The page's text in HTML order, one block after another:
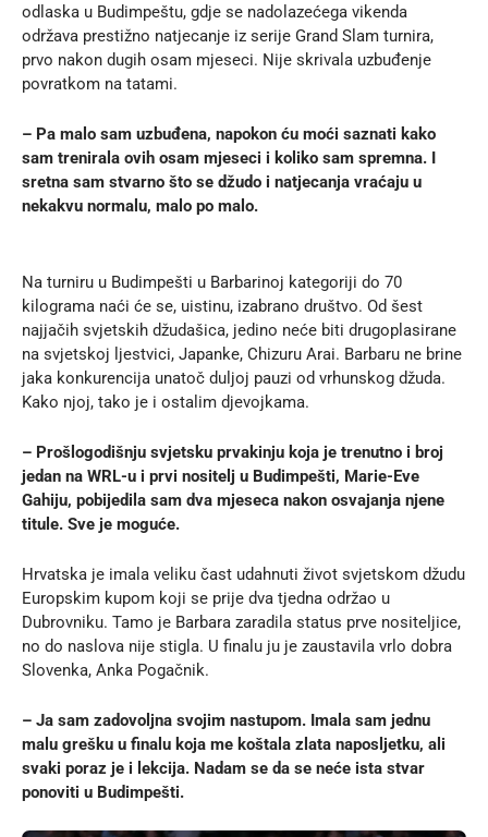
odlaska u Budimpeštu, gdje se nadolazećega vikenda
održava prestižno natjecanje iz serije Grand Slam turnira,
prvo nakon dugih osam mjeseci. Nije skrivala uzbuđenje
povratkom na tatami.
– Pa malo sam uzbuđena, napokon ću moći saznati kako
sam trenirala ovih osam mjeseci i koliko sam spremna. I
sretna sam stvarno što se džudo i natjecanja vraćaju u
nekakvu normalu, malo po malo.
Na turniru u Budimpešti u Barbarinoj kategoriji do 70
kilograma naći će se, uistinu, izabrano društvo. Od šest
najjačih svjetskih džudašica, jedino neće biti drugoplasirane
na svjetskoj ljestvici, Japanke, Chizuru Arai. Barbaru ne brine
jaka konkurencija unatoč duljoj pauzi od vrhunskog džuda.
Kako njoj, tako je i ostalim djevojkama.
– Prošlogodišnju svjetsku prvakinju koja je trenutno i broj
jedan na WRL-u i prvi nositelj u Budimpešti, Marie-Eve
Gahiju, pobijedila sam dva mjeseca nakon osvajanja njene
titule. Sve je moguće.
Hrvatska je imala veliku čast udahnuti život svjetskom džudu
Europskim kupom koji se prije dva tjedna održao u
Dubrovniku. Tamo je Barbara zaradila status prve nositeljice,
no do naslova nije stigla. U finalu ju je zaustavila vrlo dobra
Slovenka, Anka Pogačnik.
– Ja sam zadovoljna svojim nastupom. Imala sam jednu
malu grešku u finalu koja me koštala zlata naposljetku, ali
svaki poraz je i lekcija. Nadam se da se neće ista stvar
ponoviti u Budimpešti.